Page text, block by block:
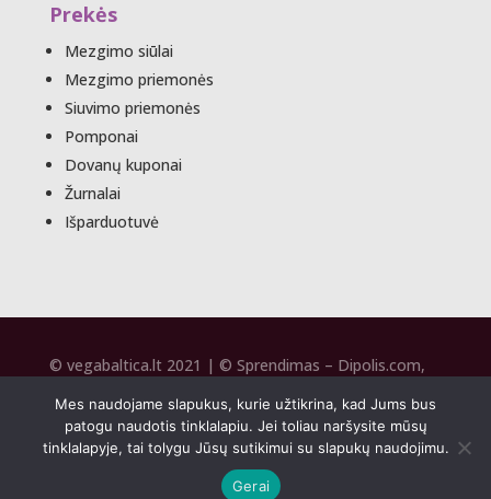
Prekės
Mezgimo siūlai
Mezgimo priemonės
Siuvimo priemonės
Pomponai
Dovanų kuponai
Žurnalai
Išparduotuvė
© vegabaltica.lt 2021 | © Sprendimas – Dipolis.com,
SEO –
Seospecai.lt 2020
Mes naudojame slapukus, kurie užtikrina, kad Jums bus
patogu naudotis tinklalapiu. Jei toliau naršysite mūsų
tinklalapyje, tai tolygu Jūsų sutikimui su slapukų naudojimu.
Gerai